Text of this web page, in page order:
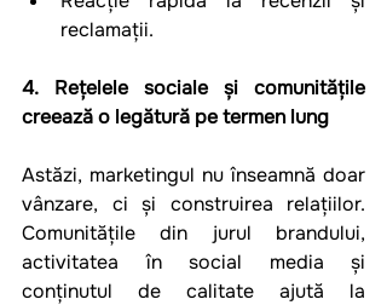
reclamații.
4. Rețelele sociale și comunitățile
creează o legătură pe termen lung
Astăzi, marketingul nu înseamnă doar
vânzare, ci și construirea relațiilor.
Comunitățile din jurul brandului,
activitatea în social media și
conținutul de calitate ajută la